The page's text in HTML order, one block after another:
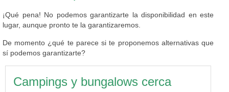
¡Qué pena! No podemos garantizarte la disponibilidad en este
lugar, aunque pronto te la garantizaremos.
De momento ¿qué te parece si te proponemos alternativas que
sí podemos garantizarte?
Campings y bungalows cerca